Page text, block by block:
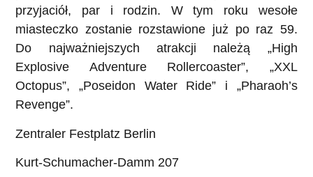
przyjaciół, par i rodzin. W tym roku wesołe
miasteczko zostanie rozstawione już po raz 59.
Do najważniejszych atrakcji należą „High
Explosive Adventure Rollercoaster”, „XXL
Octopus”, „Poseidon Water Ride” i „Pharaoh’s
Revenge”.
Zentraler Festplatz Berlin
Kurt-Schumacher-Damm 207